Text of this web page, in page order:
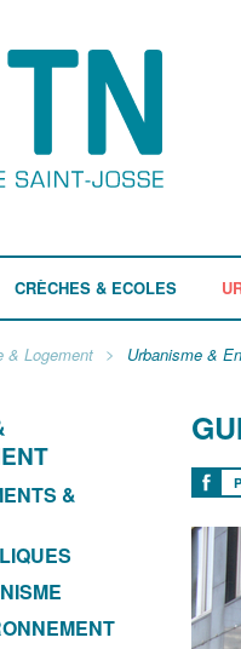
CRÈCHES & ECOLES
& Logement Urbanisme &
&